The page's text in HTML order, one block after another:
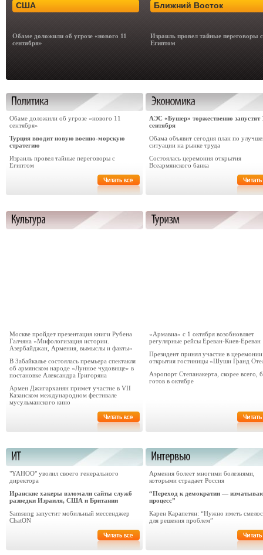
США
Обаме доложили об угрозе «нового 11
сентября»
Ближний Восток
Израиль провел тайные переговоры с
Египтом
Обаме доложили об угрозе «нового 11
сентября»
Турция вводит новую военно-морскую
стратегию
Израиль провел тайные переговоры с
Египтом
АЭС «Бушер» торжественно запустят
сентября
Обама объявит сегодня план по
ситуации на рынке труда
Состоялась церемония открытия
Всеармянского банка
Москве пройдет презентация книги Рубена
Галчяна «Мифологизация истории.
Азербайджан, Армения, вымыслы и факты»
В Забайкалье состоялась премьера спектакля
об армянском народе «Лунное чудовище» в
постановке Александра Григоряна
Армен Джигарханян примет участие в VII
Казанском международном фестивале
мусульманского кино
«Армавиа» с 1 октября возобновляет
регулярные рейсы Ереван-Киев-Ереван
Президент принял участие в церемонии
открытия гостиницы «Шуши Гранд
Аэропорт Степанакерта, скорее всего,
готов в октябре
"YAHOO" уволил своего генерального
директора
Иранские хакеры взломали сайты служб
разведки Израиля, США и Британии
Samsung запустит мобильный мессенджер
ChatON
Армения болеет многими болезнями,
которыми страдает Россия
“Переход к демократии —
процесс”
Карен Карапетян: “Нужно иметь
для решения проблем”